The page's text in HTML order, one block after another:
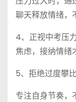
聊天释放情绪，
4、正视中考压
焦虑，接纳情绪
5、拒绝过度攀比
专注自身节奏，